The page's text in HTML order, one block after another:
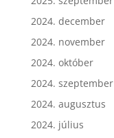
2024. december
2024. november
2024. október
2024. szeptember
2024. augusztus
2024. július